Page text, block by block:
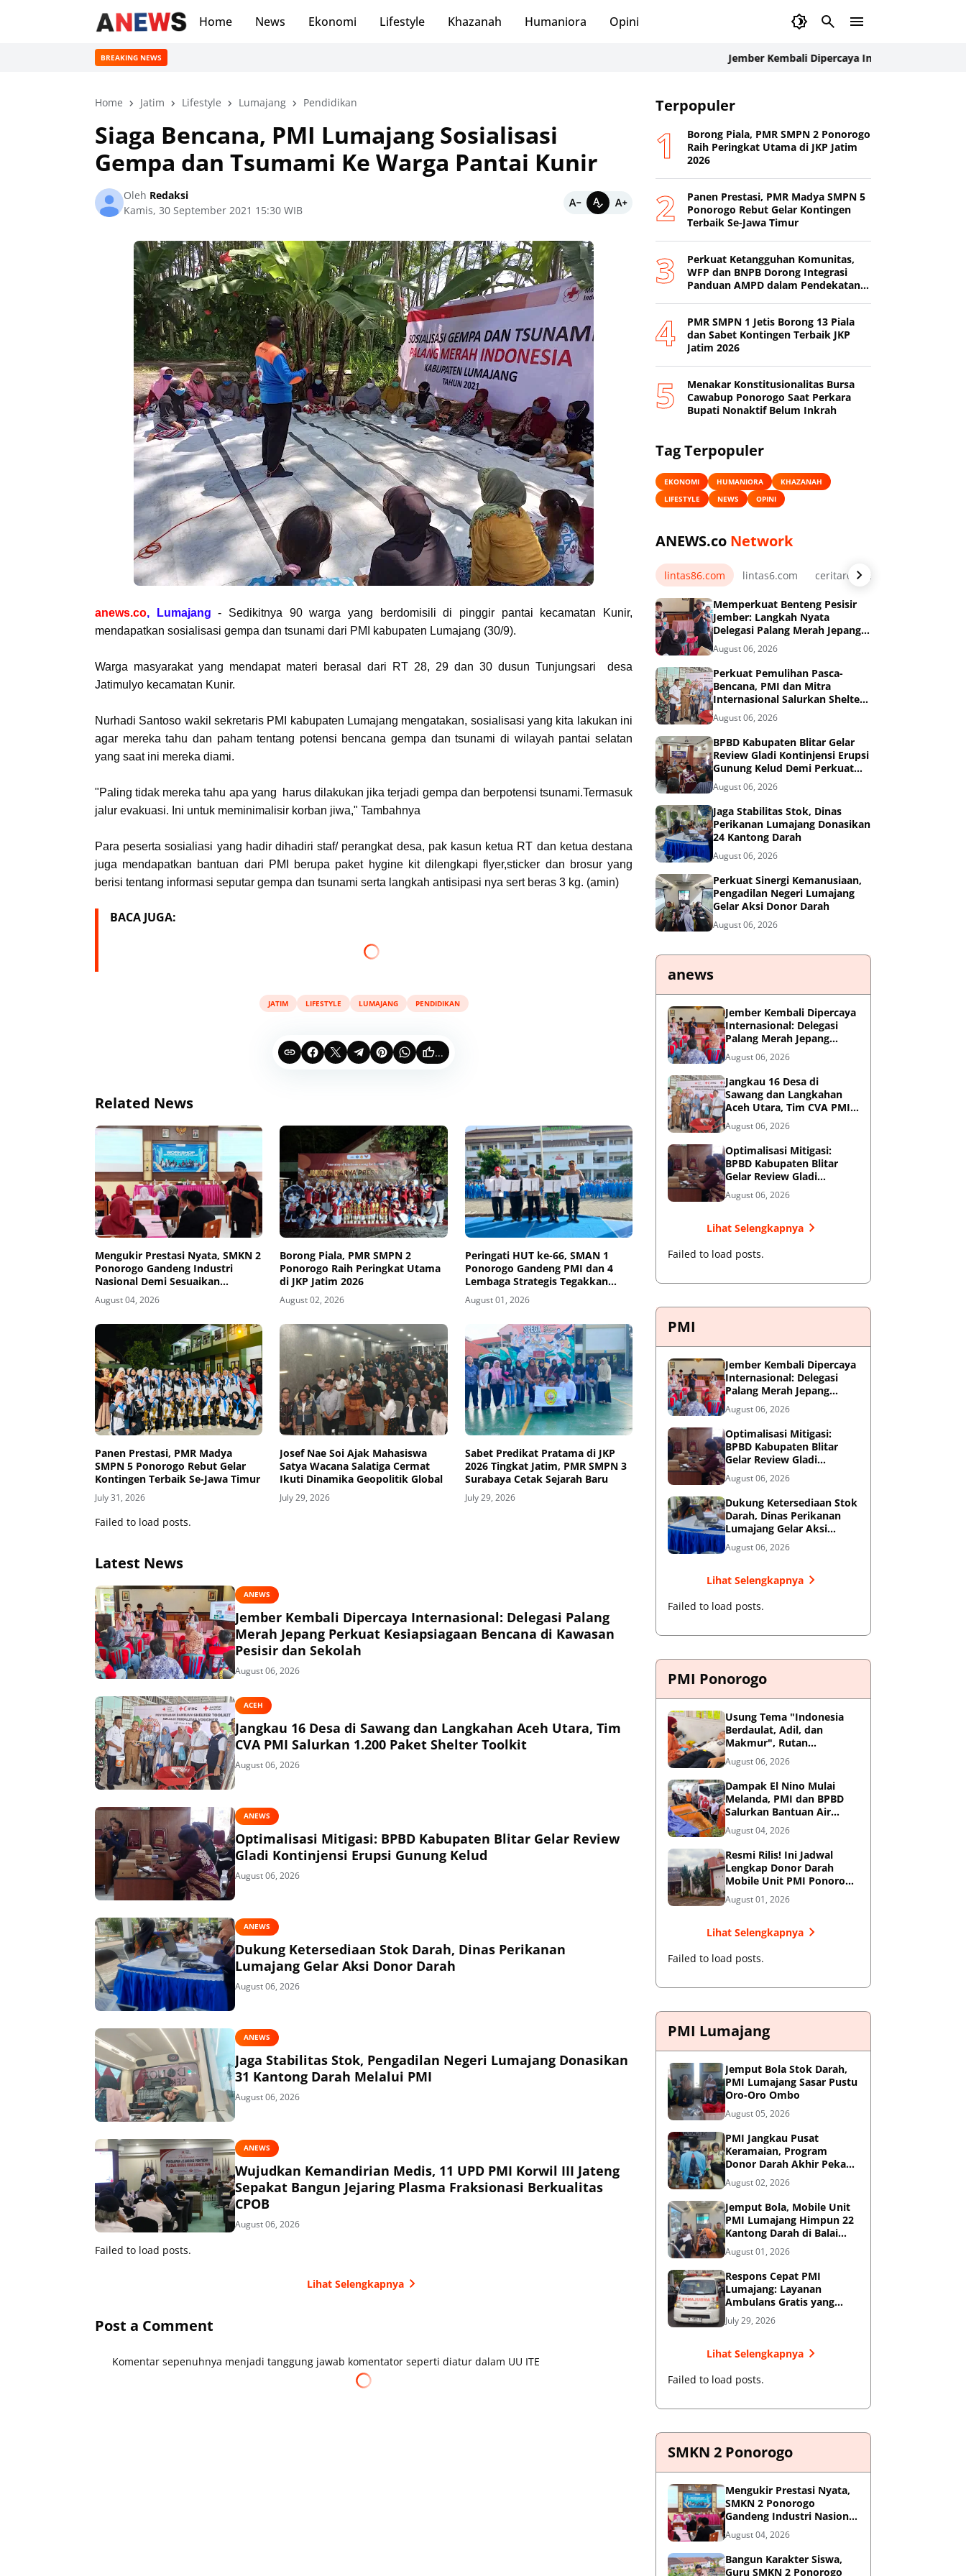
Home News Ekonomi Lifestyle Khazanah Humaniora Opini
BREAKING NEWS Jember Kembali Dipercaya Internasional: Delegasi
Home Jatim Lifestyle Lumajang Pendidikan
Siaga Bencana, PMI Lumajang Sosialisasi
Gempa dan Tsumami Ke Warga Pantai Kunir
Oleh Redaksi
Kamis, 30 September 2021 15:30 WIB
anews.co, Lumajang - Sedikitnya 90 warga yang berdomisili di pinggir pantai kecamatan Kunir,
mendapatkan sosialisasi gempa dan tsunami dari PMI kabupaten Lumajang (30/9).
Warga masyarakat yang mendapat materi berasal dari RT 28, 29 dan 30 dusun Tunjungsari desa
Jatimulyo kecamatan Kunir.
Nurhadi Santoso wakil sekretaris PMI kabupaten Lumajang mengatakan, sosialisasi yang kita lakukan ini
agar mereka tahu dan paham tentang potensi bencana gempa dan tsunami di wilayah pantai selatan
yang saat ini mereka diami.
"Paling tidak mereka tahu apa yang harus dilakukan jika terjadi gempa dan berpotensi tsunami.Termasuk
jalur evakuasi. Ini untuk meminimalisir korban jiwa," Tambahnya
Para peserta sosialiasi yang hadir dihadiri staf/ perangkat desa, pak kasun ketua RT dan ketua destana
juga mendapatkan bantuan dari PMI berupa paket hygine kit dilengkapi flyer,sticker dan brosur yang
berisi tentang informasi seputar gempa dan tsunami serta langkah antisipasi nya sert beras 3 kg. (amin)
BACA JUGA:
JATIM LIFESTYLE LUMAJANG PENDIDIKAN
...
Related News
Mengukir Prestasi Nyata, SMKN 2
Ponorogo Gandeng Industri
Nasional Demi Sesuaikan
Kurikulum dengan Kebutuhan
Dunia Kerja
August 04, 2026
Borong Piala, PMR SMPN 2
Ponorogo Raih Peringkat Utama
di JKP Jatim 2026
August 02, 2026
Peringati HUT ke-66, SMAN 1
Ponorogo Gandeng PMI dan 4
Lembaga Strategis Tegakkan
Sekolah Berintegritas, Sesmenko
Dorong Sinergi Alumni Nasional
August 01, 2026
Panen Prestasi, PMR Madya
SMPN 5 Ponorogo Rebut Gelar
Kontingen Terbaik Se-Jawa Timur
July 31, 2026
Josef Nae Soi Ajak Mahasiswa
Satya Wacana Salatiga Cermat
Ikuti Dinamika Geopolitik Global
July 29, 2026
Sabet Predikat Pratama di JKP
2026 Tingkat Jatim, PMR SMPN 3
Surabaya Cetak Sejarah Baru
July 29, 2026
Failed to load posts.
Latest News
ANEWS
Jember Kembali Dipercaya Internasional: Delegasi Palang
Merah Jepang Perkuat Kesiapsiagaan Bencana di Kawasan
Pesisir dan Sekolah
August 06, 2026
ACEH
Jangkau 16 Desa di Sawang dan Langkahan Aceh Utara, Tim
CVA PMI Salurkan 1.200 Paket Shelter Toolkit
August 06, 2026
ANEWS
Optimalisasi Mitigasi: BPBD Kabupaten Blitar Gelar Review
Gladi Kontinjensi Erupsi Gunung Kelud
August 06, 2026
ANEWS
Dukung Ketersediaan Stok Darah, Dinas Perikanan
Lumajang Gelar Aksi Donor Darah
August 06, 2026
ANEWS
Jaga Stabilitas Stok, Pengadilan Negeri Lumajang Donasikan
31 Kantong Darah Melalui PMI
August 06, 2026
ANEWS
Wujudkan Kemandirian Medis, 11 UPD PMI Korwil III Jateng
Sepakat Bangun Jejaring Plasma Fraksionasi Berkualitas
CPOB
August 06, 2026
Failed to load posts.
Lihat Selengkapnya
Post a Comment
Komentar sepenuhnya menjadi tanggung jawab komentator seperti diatur dalam UU ITE
Terpopuler
Borong Piala, PMR SMPN 2 Ponorogo
Raih Peringkat Utama di JKP Jatim
2026
Panen Prestasi, PMR Madya SMPN 5
Ponorogo Rebut Gelar Kontingen
Terbaik Se-Jawa Timur
Perkuat Ketangguhan Komunitas,
WFP dan BNPB Dorong Integrasi
Panduan AMPD dalam Pendekatan
PMR SMPN 1 Jetis Borong 13 Piala
dan Sabet Kontingen Terbaik JKP
Jatim 2026
Menakar Konstitusionalitas Bursa
Cawabup Ponorogo Saat Perkara
Bupati Nonaktif Belum Inkrah
Tag Terpopuler
EKONOMI HUMANIORA
KHAZANAH
LIFESTYLE
NEWS OPINI
ANEWS.co Network
lintas86.com lintas6.com ceritarelawan.my.id
Memperkuat Benteng Pesisir
Jember: Langkah Nyata
Delegasi Palang Merah Jepang
Dampingi Relawan dan Sekolah
Tangguh Bencana
August 06, 2026
Perkuat Pemulihan Pasca-
Bencana, PMI dan Mitra
Internasional Salurkan Shelter
Toolkit untuk 1.200 Keluarga di
Aceh Utara
August 06, 2026
BPBD Kabupaten Blitar Gelar
Review Gladi Kontinjensi Erupsi
Gunung Kelud Demi Perkuat
Mitigasi Bencana
August 06, 2026
Jaga Stabilitas Stok, Dinas
Perikanan Lumajang Donasikan
24 Kantong Darah
August 06, 2026
Perkuat Sinergi Kemanusiaan,
Pengadilan Negeri Lumajang
Gelar Aksi Donor Darah
August 06, 2026
anews
Jember Kembali Dipercaya
Internasional: Delegasi
Palang Merah Jepang
Perkuat Kesiapsiagaan
Bencana di Kawasan
Pesisir dan Sekolah
August 06, 2026
Jangkau 16 Desa di
Sawang dan Langkahan
Aceh Utara, Tim CVA PMI
Salurkan 1.200 Paket
Shelter Toolkit
August 06, 2026
Optimalisasi Mitigasi:
BPBD Kabupaten Blitar
Gelar Review Gladi
Kontinjensi Erupsi Gunung
Kelud
August 06, 2026
Lihat Selengkapnya
Failed to load posts.
PMI
Jember Kembali Dipercaya
Internasional: Delegasi
Palang Merah Jepang
Perkuat Kesiapsiagaan
Bencana di Kawasan
Pesisir dan Sekolah
August 06, 2026
Optimalisasi Mitigasi:
BPBD Kabupaten Blitar
Gelar Review Gladi
Kontinjensi Erupsi Gunung
Kelud
August 06, 2026
Dukung Ketersediaan Stok
Darah, Dinas Perikanan
Lumajang Gelar Aksi
Donor Darah
August 06, 2026
Lihat Selengkapnya
Failed to load posts.
PMI Ponorogo
Usung Tema "Indonesia
Berdaulat, Adil, dan
Makmur", Rutan
Ponorogo Gelar Donor
Darah Kemanusiaan
Sambut HUT RI ke-81
August 06, 2026
Dampak El Nino Mulai
Melanda, PMI dan BPBD
Salurkan Bantuan Air
Bersih ke Desa Terdampak
di Ponorogo
August 04, 2026
Resmi Rilis! Ini Jadwal
Lengkap Donor Darah
Mobile Unit PMI Ponorogo
Agustus 2026
August 01, 2026
Lihat Selengkapnya
Failed to load posts.
PMI Lumajang
Jemput Bola Stok Darah,
PMI Lumajang Sasar Pustu
Oro-Oro Ombo
August 05, 2026
PMI Jangkau Pusat
Keramaian, Program
Donor Darah Akhir Pekan
di GM Plaza Lumajang
Disambut Antusias
August 02, 2026
Jemput Bola, Mobile Unit
PMI Lumajang Himpun 22
Kantong Darah di Balai
Desa Jatirejo Kunir
August 01, 2026
Respons Cepat PMI
Lumajang: Layanan
Ambulans Gratis yang
Wajib Diketahui Warga
July 29, 2026
Lihat Selengkapnya
Failed to load posts.
SMKN 2 Ponorogo
Mengukir Prestasi Nyata,
SMKN 2 Ponorogo
Gandeng Industri Nasional
Demi Sesuaikan
Kurikulum dengan
Kebutuhan Dunia Kerja
August 04, 2026
Bangun Karakter Siswa,
Guru SMKN 2 Ponorogo